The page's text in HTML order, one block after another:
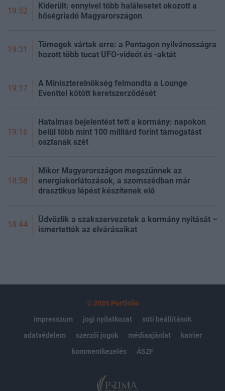
19:52
Kiderült: ennyivel több halálesetet okozott a
hőségriadó Magyarországon
19:31
Tömegek vártak erre: a Pentagon nyilvánosságra
hozott több tucat UFO-videót és -aktát
19:17
A Miniszterelnökség felmondta a Lounge
Eventtel kötött keretszerződését
19:16
Hatalmas bejelentést tett a kormány: napokon
belül több mint 100 milliárd forint támogatást
osztanak szét
18:58
Mikor Magyarországon megszűnnek az
energiakorlátozások, a szomszédban már
drasztikus lépést készítenek elő
18:44
Üdvözlik a szakszervezetek a kormány nyitását –
ismertették az elvárásaikat
© 2026 Portfolio
impresszum
jogi nyilatkozat
süti beállítások
adatvédelem
szerzői jogok médiaajánlat
karrier
kommentkezelés
ÁSZF